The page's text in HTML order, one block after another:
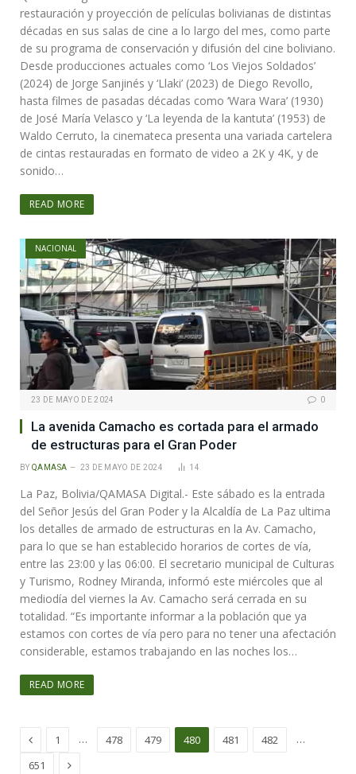
restauración y proyección de películas bolivianas de distintas
décadas en sus salas de cine a lo largo del mes, como parte
de su programa de conservación y difusión del cine boliviano.
Desde producciones actuales como ‘Los Viejos Soldados’
(2024) de Jorge Sanjinés y ‘Llaki’ (2023) de Diego Revollo,
hasta filmes de pasadas décadas como ‘Wara Wara’ (1930)
de José María Velasco y ‘La leyenda de la kantuta’ (1953) de
Waldo Cerruto, la cinemateca presenta una variada cartelera
de cintas restauradas en formato de video a 2K y 4K, y de
sonido…
READ MORE
NACIONAL
23 DE MAYO DE 2024 0
La avenida Camacho es cortada para el armado
de estructuras para el Gran Poder
BY QAMASA 23 DE MAYO DE 2024 14
La Paz, Bolivia/QAMASA Digital.- Este sábado es la entrada
del Señor Jesús del Gran Poder y la Alcaldía de La Paz ultima
los detalles de armado de estructuras en la Av. Camacho,
para lo que se han establecido horarios de cortes de vía,
entre las 23:00 y las 06:00. El secretario municipal de Culturas
y Turismo, Rodney Miranda, informó este miércoles que al
mediodía del viernes la Av. Camacho será cerrada en su
totalidad. “Es importante informar a la población que ya
estamos con cortes de vía pero para no tener una afectación
considerable, estamos trabajando en las noches los…
READ MORE
Previous
1 … 478 479 480 481 482
…
651
Next